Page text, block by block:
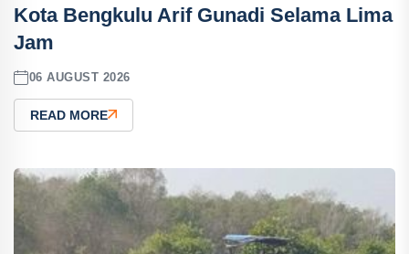
Kota Bengkulu Arif Gunadi Selama Lima
Jam
06 AUGUST 2026
READ MORE